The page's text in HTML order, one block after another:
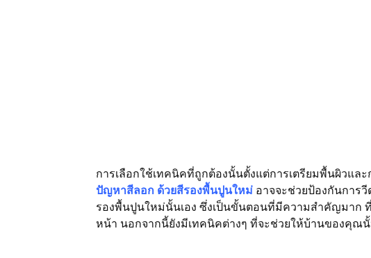
การเลือกใช้เทคนิคที่ถูกต้องนั้นตั้งแต่การเตรียมพื้นผิวแล
ปัญหาสีลอก ด้วยสีรองพื้นปูนใหม่ อาจจะช่วยป้องกันการ
รองพื้นปูนใหม่นั้นเอง ซึ่งเป็นขั้นตอนที่มีความสำคัญมาก
หน้า นอกจากนี้ยังมีเทคนิคต่างๆ ที่จะช่วยให้บ้านของคุณ